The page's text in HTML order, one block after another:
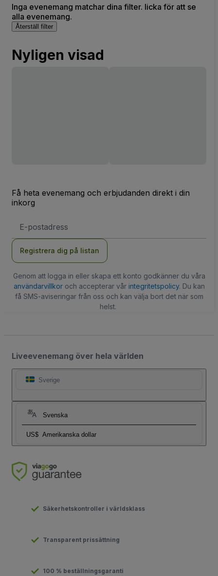
Inga evenemang matchar dina filter. licka för att se
alla evenemang.
Återställ filter
Nyligen visad
Få heta evenemang och erbjudanden direkt i din
inkorg
postadress
Registrera dig på listan
Genom att logga in eller skapa ett konto godkänner du våra
användarvillkoroch accepterar vår integritetspolicy. Du kan
få SMS-aviseringar från oss och kan välja bort det när som
helst.
Liveevenemang över hela världen
Sverige
Svenska
US$ Amerikanska dollar
Säkerhetskontroller i världsklass
Transparent prissättning
100 % beställningsgaranti